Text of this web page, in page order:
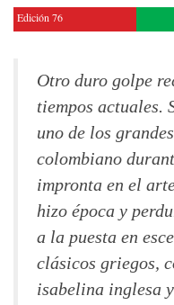
Edición 76
Otro duro golpe
tiempos actuales.
uno de los
colombiano
impronta en el
hizo época y
a la puesta en
clásicos griegos,
isabelina inglesa